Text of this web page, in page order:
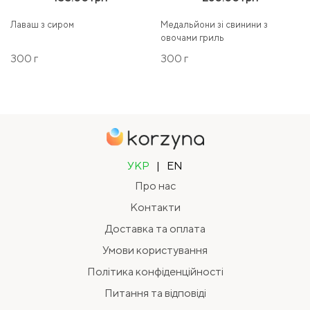
Лаваш з сиром
300 г
Медальйони зі свинини з
овочами гриль
300 г
УКР |
EN
Про нас
Контакти
Доставка та оплата
Умови користування
Політика конфіденційності
Питання та відповіді